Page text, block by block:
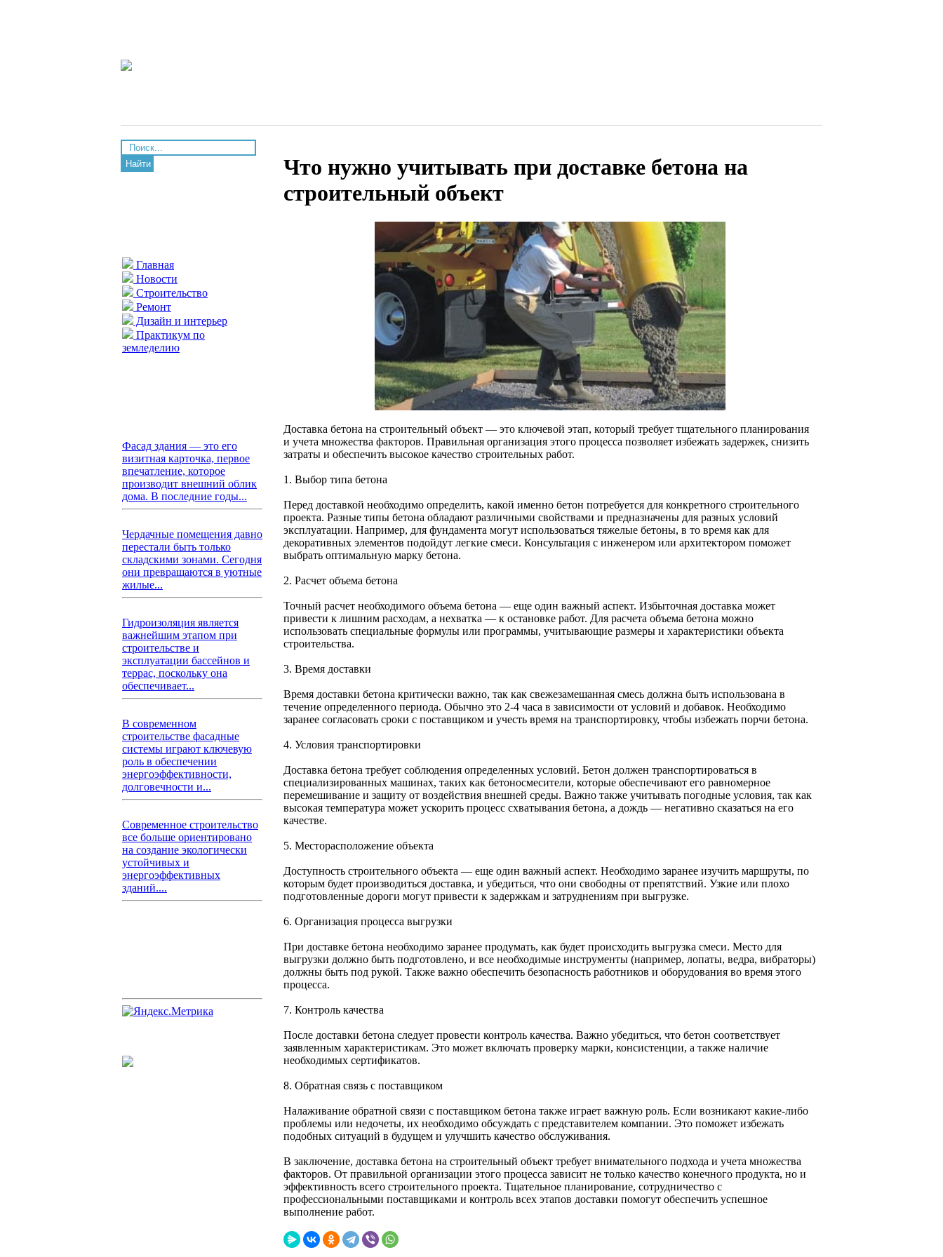
Найти
Главная
Новости
Строительство
Ремонт
Дизайн и интерьер
Практикум по
земледелию
Фасад здания — это его
визитная карточка, первое
впечатление, которое
производит внешний облик
дома. В последние годы...
Чердачные помещения давно
перестали быть только
складскими зонами. Сегодня
они превращаются в уютные
жилые...
Гидроизоляция является
важнейшим этапом при
строительстве и
эксплуатации бассейнов и
террас, поскольку она
обеспечивает...
В современном
строительстве фасадные
системы играют ключевую
роль в обеспечении
энергоэффективности,
долговечности и...
Современное строительство
все больше ориентировано
на создание экологически
устойчивых и
энергоэффективных
зданий....
Что нужно учитывать при доставке бетона на
строительный объект
Доставка бетона на строительный объект — это ключевой этап, который требует тщательного планирования
и учета множества факторов. Правильная организация этого процесса позволяет избежать задержек, снизить
затраты и обеспечить высокое качество строительных работ.
1. Выбор типа бетона
Перед доставкой необходимо определить, какой именно бетон потребуется для конкретного строительного
проекта. Разные типы бетона обладают различными свойствами и предназначены для разных условий
эксплуатации. Например, для фундамента могут использоваться тяжелые бетоны, в то время как для
декоративных элементов подойдут легкие смеси. Консультация с инженером или архитектором поможет
выбрать оптимальную марку бетона.
2. Расчет объема бетона
Точный расчет необходимого объема бетона — еще один важный аспект. Избыточная доставка может
привести к лишним расходам, а нехватка — к остановке работ. Для расчета объема бетона можно
использовать специальные формулы или программы, учитывающие размеры и характеристики объекта
строительства.
3. Время доставки
Время доставки бетона критически важно, так как свежезамешанная смесь должна быть использована в
течение определенного периода. Обычно это 2-4 часа в зависимости от условий и добавок. Необходимо
заранее согласовать сроки с поставщиком и учесть время на транспортировку, чтобы избежать порчи бетона.
4. Условия транспортировки
Доставка бетона требует соблюдения определенных условий. Бетон должен транспортироваться в
специализированных машинах, таких как бетоносмесители, которые обеспечивают его равномерное
перемешивание и защиту от воздействия внешней среды. Важно также учитывать погодные условия, так как
высокая температура может ускорить процесс схватывания бетона, а дождь — негативно сказаться на его
качестве.
5. Месторасположение объекта
Доступность строительного объекта — еще один важный аспект. Необходимо заранее изучить маршруты, по
которым будет производиться доставка, и убедиться, что они свободны от препятствий. Узкие или плохо
подготовленные дороги могут привести к задержкам и затруднениям при выгрузке.
6. Организация процесса выгрузки
При доставке бетона необходимо заранее продумать, как будет происходить выгрузка смеси. Место для
выгрузки должно быть подготовлено, и все необходимые инструменты (например, лопаты, ведра, вибраторы)
должны быть под рукой. Также важно обеспечить безопасность работников и оборудования во время этого
процесса.
7. Контроль качества
После доставки бетона следует провести контроль качества. Важно убедиться, что бетон соответствует
заявленным характеристикам. Это может включать проверку марки, консистенции, а также наличие
необходимых сертификатов.
8. Обратная связь с поставщиком
Налаживание обратной связи с поставщиком бетона также играет важную роль. Если возникают какие-либо
проблемы или недочеты, их необходимо обсуждать с представителем компании. Это поможет избежать
подобных ситуаций в будущем и улучшить качество обслуживания.
В заключение, доставка бетона на строительный объект требует внимательного подхода и учета множества
факторов. От правильной организации этого процесса зависит не только качество конечного продукта, но и
эффективность всего строительного проекта. Тщательное планирование, сотрудничество с
профессиональными поставщиками и контроль всех этапов доставки помогут обеспечить успешное
выполнение работ.